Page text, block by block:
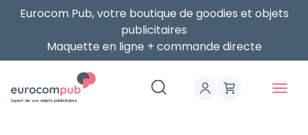
Eurocom Pub, votre boutique de goodies et objets
publicitaires
Maquette en ligne + commande directe
Expert de vos objets publicitaires